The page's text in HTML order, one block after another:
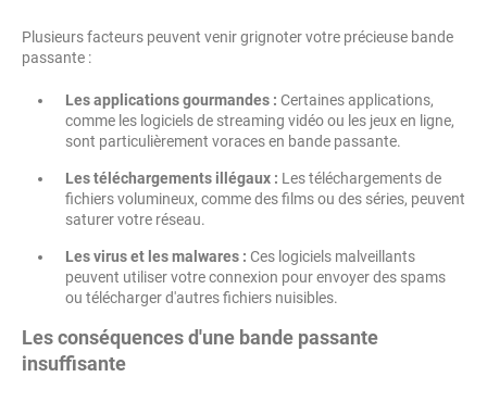
Plusieurs facteurs peuvent venir grignoter votre précieuse bande
passante :
Les applications gourmandes : Certaines applications,
comme les logiciels de streaming vidéo ou les jeux en ligne,
sont particulièrement voraces en bande passante.
Les téléchargements illégaux : Les téléchargements de
fichiers volumineux, comme des films ou des séries, peuvent
saturer votre réseau.
Les virus et les malwares : Ces logiciels malveillants
peuvent utiliser votre connexion pour envoyer des spams
ou télécharger d'autres fichiers nuisibles.
Les conséquences d'une bande passante
insuffisante